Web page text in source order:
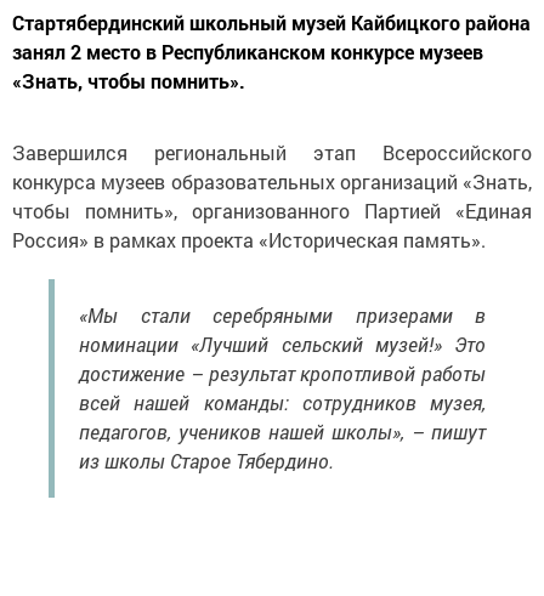
Стартябердинский школьный музей Кайбицкого района
занял 2 место в Республиканском конкурсе музеев
«Знать, чтобы помнить».
Завершился региональный этап Всероссийского
конкурса музеев образовательных организаций «Знать,
чтобы помнить», организованного Партией «Единая
Россия» в рамках проекта «Историческая память».
«Мы стали серебряными призерами в
номинации «Лучший сельский музей!» Это
достижение – результат кропотливой работы
всей нашей команды: сотрудников музея,
педагогов, учеников нашей школы», – пишут
из школы Старое Тябердино.